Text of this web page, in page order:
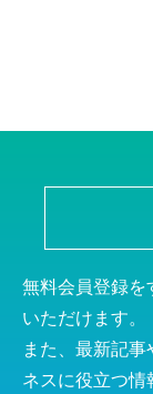
無料会員登録を
いただけます。
また、最新記
ネスに役立つ情